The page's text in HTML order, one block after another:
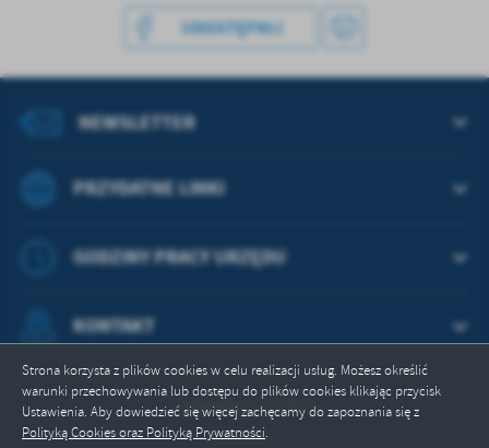
Strona korzysta z plików cookies w celu realizacji usług. Możesz określić
warunki przechowywania lub dostępu do plików cookies klikając przycisk
Ustawienia. Aby dowiedzieć się więcej zachęcamy do zapoznania się z
Polityką Cookies oraz Polityką Prywatności.
UDOSTĘPNIJ
PRZYDATNE LINKI
NEWSLETTER
GODZINY PRACY URZĘDU
KONTAKT
Odwiedzin: 175475
Online: 1